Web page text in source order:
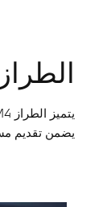
الطراز M حتى النخاع.
يضمن تقديم